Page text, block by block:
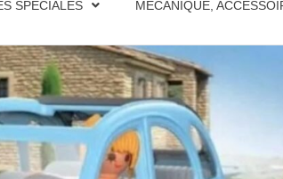
DÉTAILLÉES DE TOUTES
SPECIALES MÉCANIQUE,